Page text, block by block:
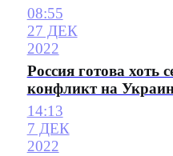
08:55
27 ДЕК
2022
Россия готова хоть
конфликт на
14:13
7 ДЕК
2022